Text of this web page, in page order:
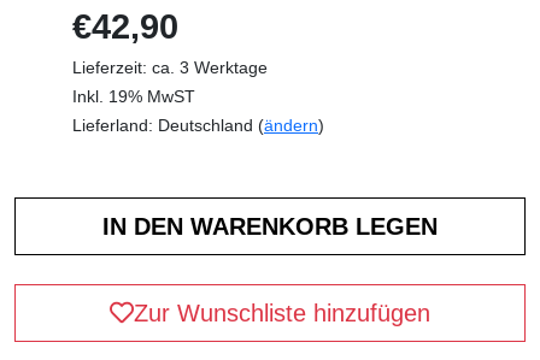
€42,90
Lieferzeit: ca. 3 Werktage
Inkl. 19% MwST
Lieferland: Deutschland (ändern)
Zur Wunschliste hinzufügen